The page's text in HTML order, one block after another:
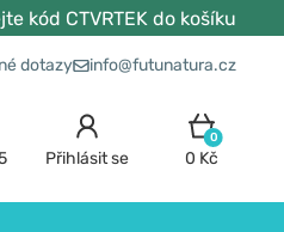
kód CTVRTEKdo košíku
dotazy info@futunatura.cz
Přihlásit se
0
0 Kč